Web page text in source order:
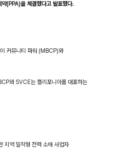
(PPA)을 체결했다고 발표했다.
커뮤니티 파워 (MBCP)와
와 SVCE는 캘리포니아를 대표하는
지역 밀착형 전력 소매 사업자